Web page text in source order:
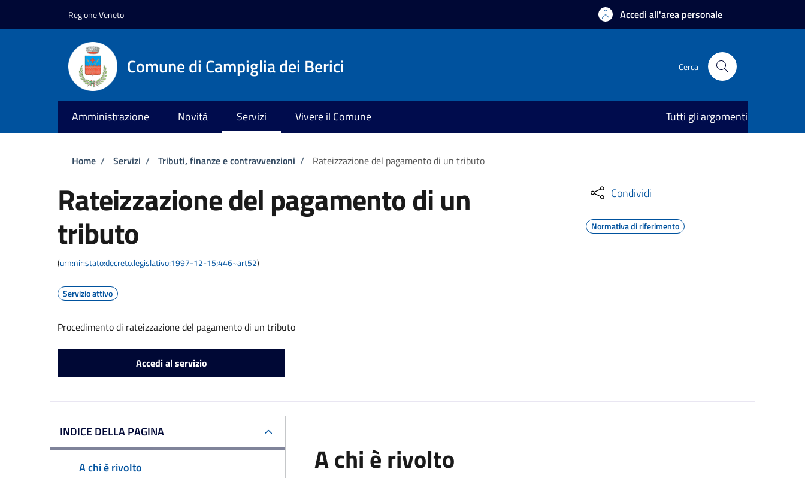
Regione Veneto Accedi all'area personale
Comune di Campiglia dei Berici Cerca
Amministrazione Novità Servizi Vivere il Comune Tutti gli argomenti
Briciole di pane
Home / Servizi / Tributi, finanze e contravvenzioni / Rateizzazione del pagamento di un tributo
Rateizzazione del pagamento di un
tributo
(urn:nir:stato:decreto.legislativo:1997-12-15;446~art52)
Servizio attivo
Procedimento di rateizzazione del pagamento di un tributo
Accedi al servizio
Condividi
Normativa di riferimento
INDICE DELLA PAGINA
A chi è rivolto
A chi è rivolto